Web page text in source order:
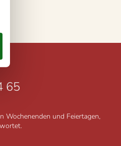
65
Wochenenden und Feiertagen,